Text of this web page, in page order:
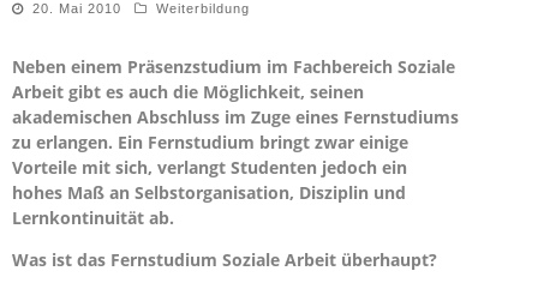
20. Mai 2010 Weiterbildung
Neben einem Präsenzstudium im Fachbereich Soziale
Arbeit gibt es auch die Möglichkeit, seinen
akademischen Abschluss im Zuge eines Fernstudiums
zu erlangen. Ein Fernstudium bringt zwar einige
Vorteile mit sich, verlangt Studenten jedoch ein
hohes Maß an Selbstorganisation, Disziplin und
Lernkontinuität ab.
Was ist das Fernstudium Soziale Arbeit überhaupt?